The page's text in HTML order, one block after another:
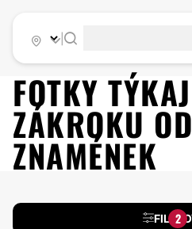
FOTKY
ZÁKROKU
ZNAMÉNEK
2